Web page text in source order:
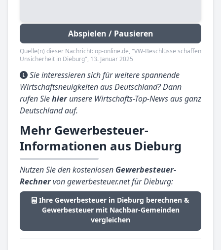
Abspielen / Pausieren
Quelle(n) dieser Nachricht: op-online.de, "VW-Beschlüsse schaffen
Unsicherheit in Dieburg", 13. Januar 2025
Sie interessieren sich für weitere spannende
Wirtschaftsneuigkeiten aus Deutschland? Dann
rufen Siehierunsere Wirtschafts-Top-News aus ganz
Deutschland auf.
Mehr Gewerbesteuer-
Informationen aus Dieburg
Nutzen Sie den kostenlosen Gewerbesteuer-
Rechnervon gewerbesteuer.net für Dieburg:
Ihre Gewerbesteuer in Dieburg berechnen &
Gewerbesteuer mit Nachbar-Gemeinden
vergleichen